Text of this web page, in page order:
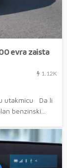
evra zaista
1.12K
utakmicu Da li
benzinski...